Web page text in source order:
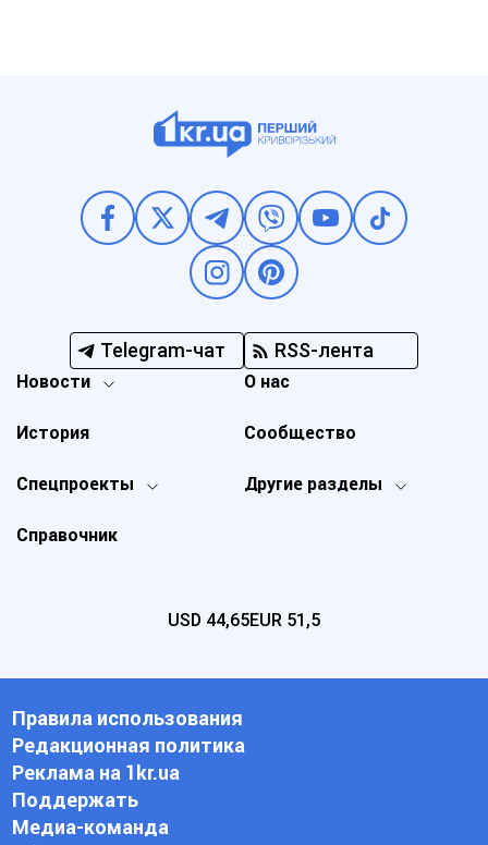
Telegram-чат RSS-лента
Новости
Спецпроекты Другие разделы
История
О нас
Справочник
Сообщество
USD 44,65EUR 51,5
Правила использования
Редакционная политика
Реклама на 1kr.ua
Поддержать
Медиа-команда